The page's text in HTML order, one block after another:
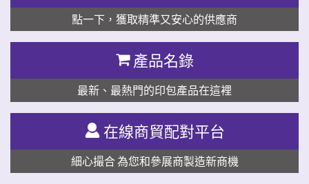
點一下，獲取精準又安心的供應商
產品名錄
最新、最熱門的印包產品在這裡
在線商貿配對平台
細心撮合 為您和參展商製造新商機